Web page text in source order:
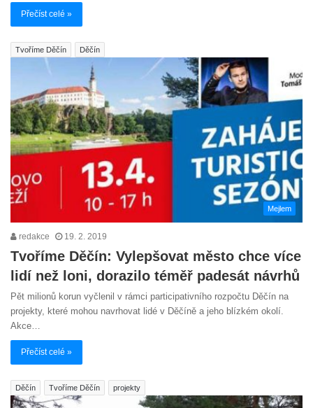
Přečíst celé »
Tvoříme Děčín Děčín
Mejlem
redakce 19. 2. 2019
Tvoříme Děčín: Vylepšovat město chce více
lidí než loni, dorazilo téměř padesát návrhů
Pět milionů korun vyčlenil v rámci participativního rozpočtu Děčín na
projekty, které mohou navrhovat lidé v Děčíně a jeho blízkém okolí.
Akce…
Přečíst celé »
Děčín Tvoříme Děčín projekty